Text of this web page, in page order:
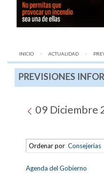
INICIO ACTUALIDAD
PREVISIONES
09 Diciembre
Ordenar por Consejerías
Agenda del Gobierno